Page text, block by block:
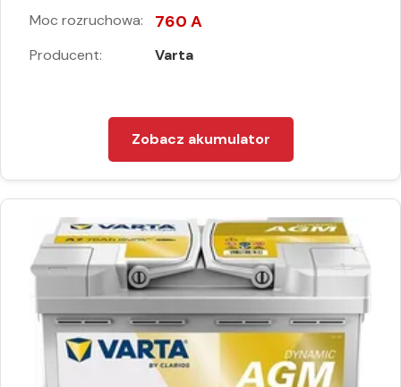
Moc rozruchowa: 760 A
Producent: Varta
Zobacz akumulator